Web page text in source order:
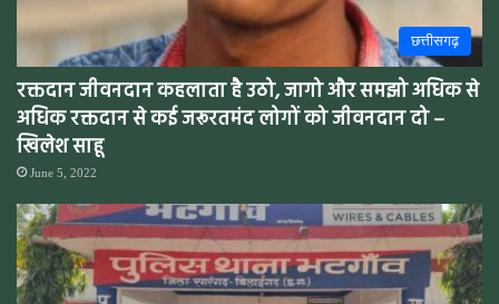
छत्तीसगढ़
रक्तदान जीवनदान कहलाता है उठो, जागो और समझो अधिक से
अधिक रक्तदान से कई जरूरतमंद लोगों को जीवनदान दो –
खिलेश साहू
June 5, 2022